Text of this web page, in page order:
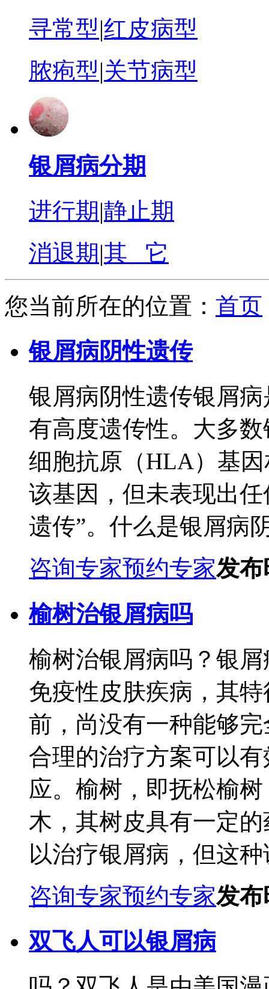
寻常型|红皮病型
脓疱型|关节病型
银屑病分期
进行期|静止期
消退期|其 它
您当前所在的位置： 首页
银屑病阴性遗传
银屑病阴性遗传银屑
有高度遗传性。大多
细胞抗原（HLA）基
该基因，但未表现出
遗传”。什么是银屑病
咨询专家预约专家发布
榆树治银屑病吗
榆树治银屑病吗？银
免疫性皮肤疾病，其
前，尚没有一种能够
合理的治疗方案可以
应。榆树，即抚松榆
木，其树皮具有一定
以治疗银屑病，但这种
咨询专家预约专家发布
双飞人可以银屑病